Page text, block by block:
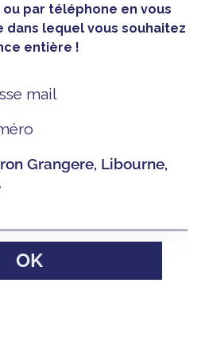
par téléphone en vous
dans lequel vous souhaitez
entière !
mail
Grangere, Libourne,